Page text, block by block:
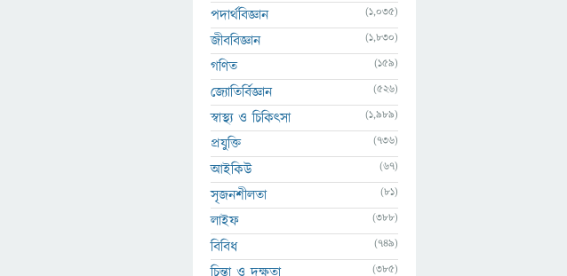
পদার্থবিজ্ঞান (1,035)
জীববিজ্ঞান (1,830)
গণিত (159)
জ্যোতির্বিজ্ঞান (526)
স্বাস্থ্য ও চিকিৎসা (1,989)
প্রযুক্তি (736)
আইকিউ (67)
সৃজনশীলতা (81)
লাইফ (388)
বিবিধ (749)
চিন্তা ও দক্ষতা (385)